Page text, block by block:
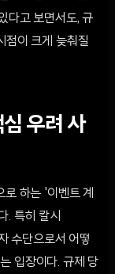
다고 보면서도, 규
점이 크게 늦춰질
우려 사
하는 '이벤트 계
특히 칼시
수단으로서 어떻
입장이다. 규제 당